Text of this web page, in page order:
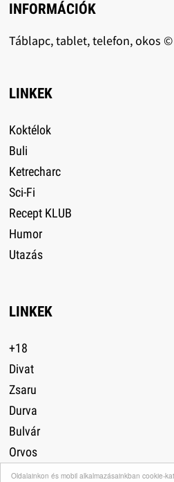
Oldalainkon és mobil alkalmazásainkban cookie-
INFORMÁCIÓK
Táblapc, tablet, telefon, okos ©
LINKEK
Koktélok
Buli
Ketrecharc
Sci-Fi
Recept KLUB
Humor
Utazás
LINKEK
+18
Divat
Zsaru
Durva
Bulvár
Orvos
Autó